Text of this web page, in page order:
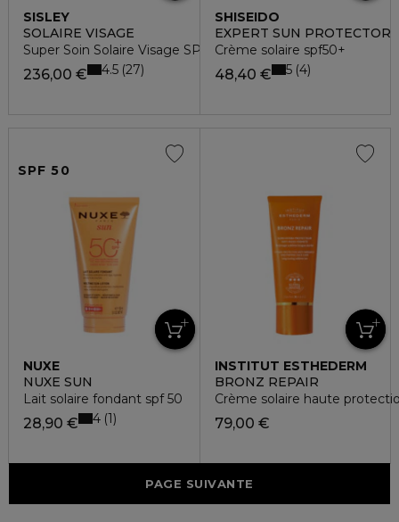
SISLEY
SOLAIRE VISAGE
Super Soin Solaire Visage SPF 30
236,00 € 4.5 27
SHISEIDO
EXPERT SUN PROTECTOR
Crème solaire spf50+
48,40 € 5 4
SPF 50
NUXE
NUXE SUN
Lait solaire fondant spf 50
28,90 € 4 1
INSTITUT ESTHEDERM
BRONZ REPAIR
Crème solaire haute
79,00 €
PAGE SUIVANTE